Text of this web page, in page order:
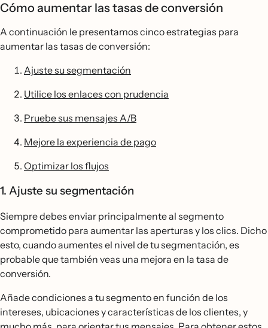
Cómo aumentar las tasas de conversión
A continuación le presentamos cinco estrategias para
aumentar las tasas de conversión:
Ajuste su segmentación
Utilice los enlaces con prudencia
Pruebe sus mensajes A/B
Mejore la experiencia de pago
Optimizar los flujos
1. Ajuste su segmentación
Siempre debes enviar principalmente al segmento
comprometido para aumentar las aperturas y los clics. Dicho
esto, cuando aumentes el nivel de tu segmentación, es
probable que también veas una mejora en la tasa de
conversión.
Añade condiciones a tu segmento en función de los
intereses, ubicaciones y características de los clientes, y